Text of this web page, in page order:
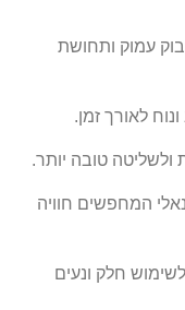
עמוק ותחושת
לאורך זמן.
ולשליטה טובה יותר.
המחפשים חוויה
חלק ונעים